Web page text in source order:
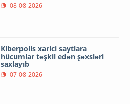
08-08-2026
Kiberpolis xarici saytlara
hücumlar təşkil edən şəxsləri
saxlayıb
07-08-2026